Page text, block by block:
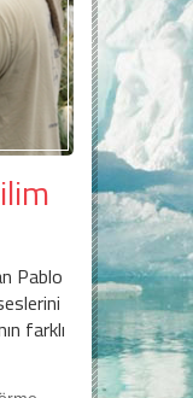
Pablo
farklı